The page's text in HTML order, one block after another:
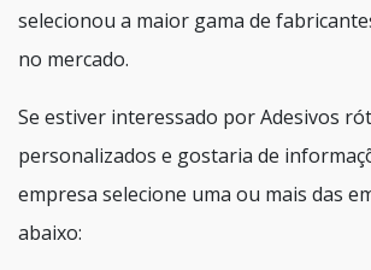
selecionou a maior gama de
no mercado.
Se estiver interessado por Adesivos
personalizados e gostaria de
empresa selecione uma ou mais das
abaixo: